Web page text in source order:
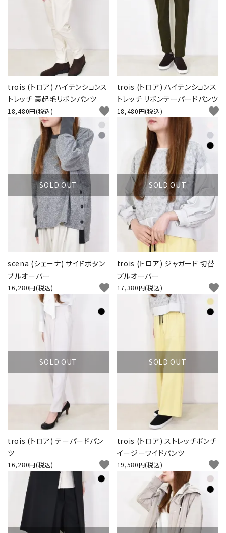
trois (トロア) ハイテンションス
トレッチ 裏起毛リボンパンツ
18,480円(税込) favorite
trois (トロア) ハイテンションス
トレッチ リボンテーパードパンツ
18,480円(税込) favorite
SOLD OUT
scena (シェーナ) サイドボタン
プルオーバー
16,280円(税込) favorite
SOLD OUT
trois (トロア) ジャガード 切替
プルオーバー
17,380円(税込) favorite
SOLD OUT
trois (トロア) テーパードパン
ツ
16,280円(税込) favorite
SOLD OUT
trois (トロア) ストレッチポンチ
イージーワイドパンツ
19,580円(税込) favorite